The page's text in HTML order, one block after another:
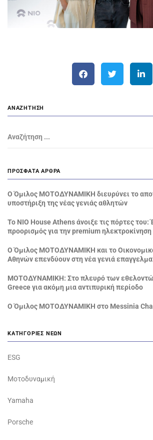
ΑΝΑΖΉΤΗΣΗ
Αναζήτηση ...
ΠΡΌΣΦΑΤΑ ΆΡΘΡΑ
Ο Όμιλος ΜΟΤΟΔΥΝΑΜΙΚΗ διευρύνει το
υποστήριξη της νέας γενιάς αθλητών
Το NIO House Athens άνοιξε τις πόρτες του:
προορισμός για την premium ηλεκτροκίνηση
Ο Όμιλος ΜΟΤΟΔΥΝΑΜΙΚΗ και το
Αθηνών επενδύουν στη νέα γενιά
ΜΟΤΟΔΥΝΑΜΙΚΗ: Στο πλευρό των
Greece για ακόμη μια αντιπυρική περίοδο
Ο Όμιλος ΜΟΤΟΔΥΝΑΜΙΚΗ στο Messinia
ΚΑΤΗΓΟΡΊΕΣ ΝΈΩΝ
ESG
Μοτοδυναμική
Yamaha
Porsche